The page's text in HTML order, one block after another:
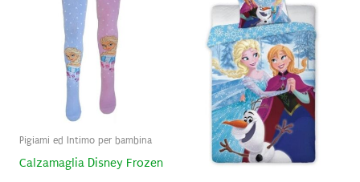
Pigiami ed Intimo per bambina
Calzamaglia Disney Frozen